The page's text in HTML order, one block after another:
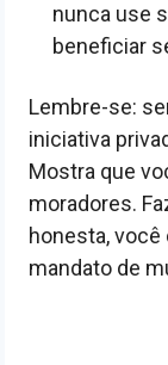
nunca use
beneficiar
Lembre-se:
iniciativa
Mostra que
moradores.
honesta,
mandato de